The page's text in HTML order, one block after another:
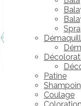
Patine
Coulage